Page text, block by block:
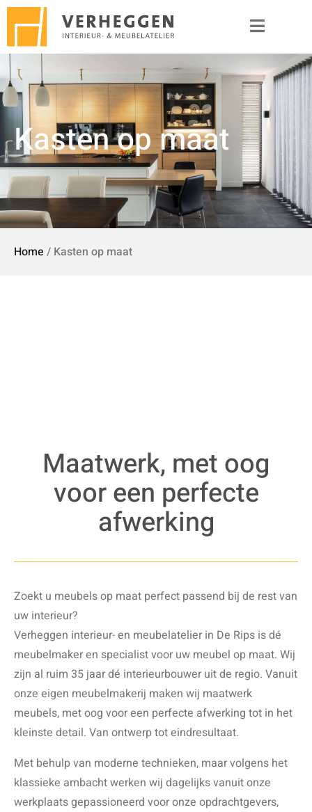
Kasten op maat
Home / Kasten op maat
Maatwerk, met oog
voor een perfecte
afwerking
Zoekt u meubels op maat perfect passend bij de rest van
uw interieur?
Verheggen interieur- en meubelatelier in De Rips is dé
meubelmaker en specialist voor uw meubel op maat. Wij
zijn al ruim 35 jaar dé interieurbouwer uit de regio. Vanuit
onze eigen meubelmakerij maken wij maatwerk
meubels, met oog voor een perfecte afwerking tot in het
kleinste detail. Van ontwerp tot eindresultaat.
Met behulp van moderne technieken, maar volgens het
klassieke ambacht werken wij dagelijks vanuit onze
werkplaats gepassioneerd voor onze opdrachtgevers,